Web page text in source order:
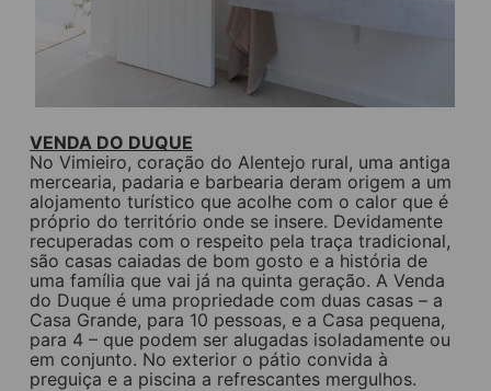
VENDA DO DUQUE
No Vimieiro, coração do Alentejo rural, uma antiga
mercearia, padaria e barbearia deram origem a um
alojamento turístico que acolhe com o calor que é
próprio do território onde se insere. Devidamente
recuperadas com o respeito pela traça tradicional,
são casas caiadas de bom gosto e a história de
uma família que vai já na quinta geração. A Venda
do Duque é uma propriedade com duas casas – a
Casa Grande, para 10 pessoas, e a Casa pequena,
para 4 – que podem ser alugadas isoladamente ou
em conjunto. No exterior o pátio convida à
preguiça e a piscina a refrescantes mergulhos.